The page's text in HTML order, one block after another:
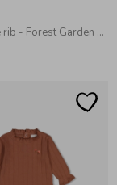
Longsleeve rib - Forest Garden Zand